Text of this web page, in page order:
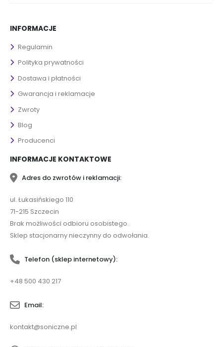
INFORMACJE
Regulamin
Polityka prywatności
Dostawa i płatności
Gwarancja i reklamacje
Zwroty
Blog
Producenci
INFORMACJE KONTAKTOWE
Adres do zwrotów i reklamacji:
ul. Łukasińskiego 110
71-215 Szczecin
Brak możliwości odbioru osobistego.
Sklep stacjonarny nieczynny do odwołania.
Telefon (sklep internetowy):
+48 500 430 217
Email:
kontakt@soniczne.pl